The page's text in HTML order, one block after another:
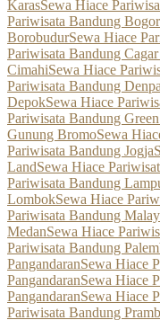
KarasSewa Hiace
Pariwisata Bandung Bogor
BorobudurSewa Hiace
Pariwisata Bandung
CimahiSewa Hiace
Pariwisata Bandung
DepokSewa Hiace
Pariwisata Bandung
Gunung BromoSewa
Pariwisata Bandung Jogja
LandSewa Hiace
Pariwisata Bandung
LombokSewa Hiace
Pariwisata Bandung
MedanSewa Hiace
Pariwisata Bandung
PangandaranSewa Hiace
PangandaranSewa Hiace
PangandaranSewa Hiace
Pariwisata Bandung